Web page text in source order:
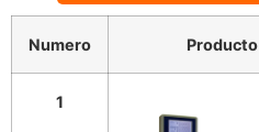
Numero Producto
1